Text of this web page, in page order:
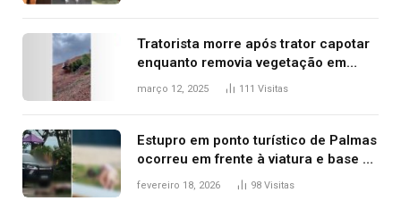
Tratorista morre após trator capotar
enquanto removia vegetação em
ribanceira de rodovia
março 12, 2025 111 Visitas
Estupro em ponto turístico de Palmas
ocorreu em frente à viatura e base de
segurança; polícia investiga
fevereiro 18, 2026 98 Visitas